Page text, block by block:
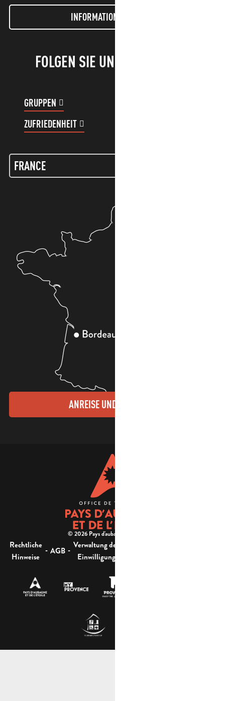
INFORMATIONEN LETTER
FOLGEN SIE UNS!
GRUPPEN
ZUFRIEDENHEIT
ANREISE UND KONTAKTE
© 2026 Pays d'aubagne et de l'étoile -
Rechtliche
Hinweise
- AGB - Verwaltung der
Einwilligung